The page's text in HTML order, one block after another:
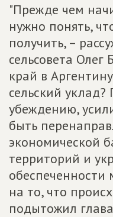
"Прежде чем
нужно понять,
получить, –
сельсовета
край в
сельский
убеждению,
быть
экономической
территорий и
обеспеченности
на то, что
подытожил